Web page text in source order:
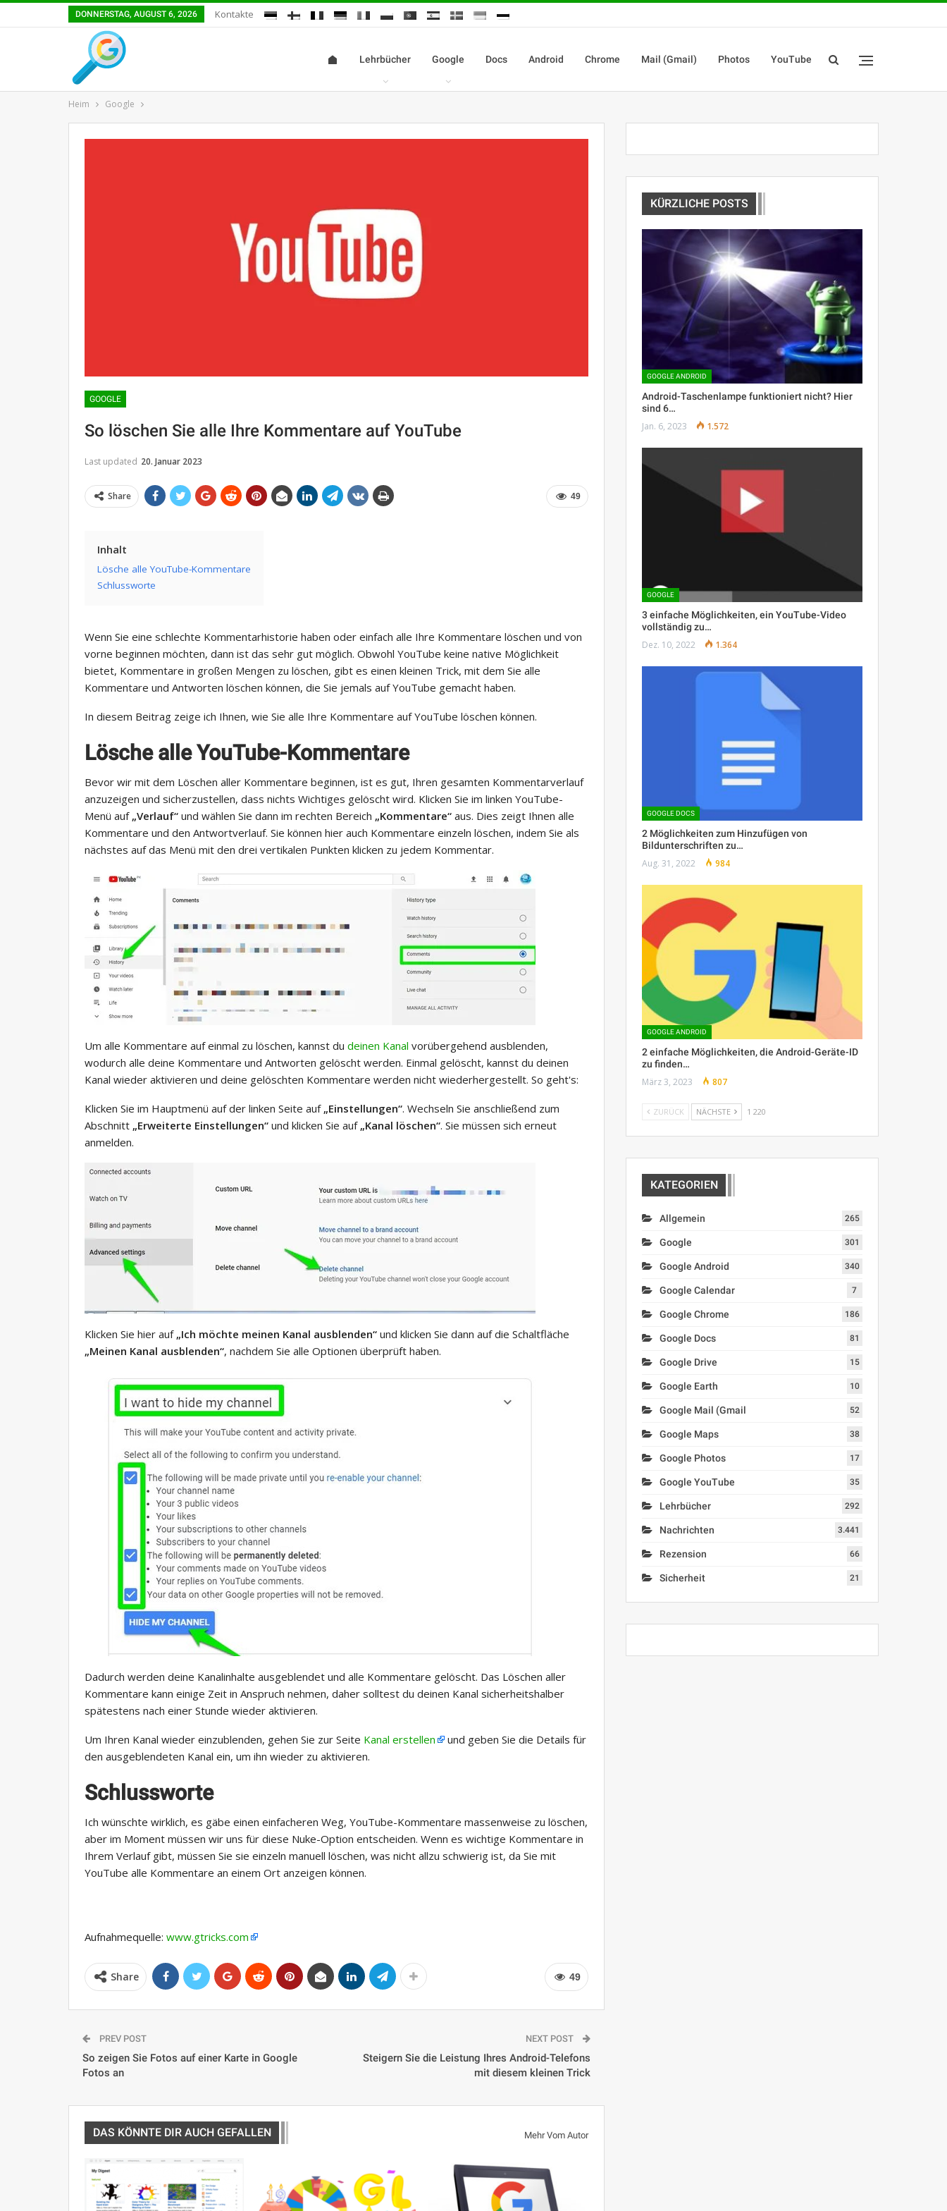
DONNERSTAG, AUGUST 6, 2026 Kontakte
Lehrbücher Google Docs Android Chrome Mail (Gmail) Photos YouTube
Heim Google
GOOGLE
So löschen Sie alle Ihre Kommentare auf YouTube
Last updated 20. Januar 2023
49
Share
Inhalt
Lösche alle YouTube-Kommentare
Schlussworte
Wenn Sie eine schlechte Kommentarhistorie haben oder einfach alle Ihre Kommentare löschen und von
vorne beginnen möchten, dann ist das sehr gut möglich. Obwohl YouTube keine native Möglichkeit
bietet, Kommentare in großen Mengen zu löschen, gibt es einen kleinen Trick, mit dem Sie alle
Kommentare und Antworten löschen können, die Sie jemals auf YouTube gemacht haben.
In diesem Beitrag zeige ich Ihnen, wie Sie alle Ihre Kommentare auf YouTube löschen können.
Lösche alle YouTube-Kommentare
Bevor wir mit dem Löschen aller Kommentare beginnen, ist es gut, Ihren gesamten Kommentarverlauf
anzuzeigen und sicherzustellen, dass nichts Wichtiges gelöscht wird. Klicken Sie im linken YouTube-
Menü auf „Verlauf“ und wählen Sie dann im rechten Bereich „Kommentare“ aus. Dies zeigt Ihnen alle
Kommentare und den Antwortverlauf. Sie können hier auch Kommentare einzeln löschen, indem Sie als
nächstes auf das Menü mit den drei vertikalen Punkten klicken zu jedem Kommentar.
Um alle Kommentare auf einmal zu löschen, kannst du deinen Kanal vorübergehend ausblenden,
wodurch alle deine Kommentare und Antworten gelöscht werden. Einmal gelöscht, kannst du deinen
Kanal wieder aktivieren und deine gelöschten Kommentare werden nicht wiederhergestellt. So geht's:
Klicken Sie im Hauptmenü auf der linken Seite auf „Einstellungen“. Wechseln Sie anschließend zum
Abschnitt „Erweiterte Einstellungen“ und klicken Sie auf „Kanal löschen“. Sie müssen sich erneut
anmelden.
Klicken Sie hier auf „Ich möchte meinen Kanal ausblenden“ und klicken Sie dann auf die Schaltfläche
„Meinen Kanal ausblenden“, nachdem Sie alle Optionen überprüft haben.
Dadurch werden deine Kanalinhalte ausgeblendet und alle Kommentare gelöscht. Das Löschen aller
Kommentare kann einige Zeit in Anspruch nehmen, daher solltest du deinen Kanal sicherheitshalber
spätestens nach einer Stunde wieder aktivieren.
Um Ihren Kanal wieder einzublenden, gehen Sie zur Seite Kanal erstellen
und geben Sie die Details für
den ausgeblendeten Kanal ein, um ihn wieder zu aktivieren.
Schlussworte
Ich wünschte wirklich, es gäbe einen einfacheren Weg, YouTube-Kommentare massenweise zu löschen,
aber im Moment müssen wir uns für diese Nuke-Option entscheiden. Wenn es wichtige Kommentare in
Ihrem Verlauf gibt, müssen Sie sie einzeln manuell löschen, was nicht allzu schwierig ist, da Sie mit
YouTube alle Kommentare an einem Ort anzeigen können.
Aufnahmequelle: www.gtricks.com
49
Share
PREV POST
So zeigen Sie Fotos auf einer Karte in Google
Fotos an
NEXT POST
Steigern Sie die Leistung Ihres Android-Telefons
mit diesem kleinen Trick
DAS KÖNNTE DIR AUCH GEFALLEN Mehr Vom Autor
KÜRZLICHE POSTS
GOOGLE ANDROID
Android-Taschenlampe funktioniert nicht? Hier
sind 6…
Jan. 6, 2023 1.572
GOOGLE
3 einfache Möglichkeiten, ein YouTube-Video
vollständig zu…
Dez. 10, 2022 1.364
GOOGLE DOCS
2 Möglichkeiten zum Hinzufügen von
Bildunterschriften zu…
Aug. 31, 2022 984
GOOGLE ANDROID
2 einfache Möglichkeiten, die Android-Geräte-ID
zu finden…
März 3, 2023 807
ZURÜCK NÄCHSTE 1 220
KATEGORIEN
Allgemein 265
Google 301
Google Android 340
Google Calendar 7
Google Chrome 186
Google Docs 81
Google Drive 15
Google Earth 10
Google Mail (Gmail 52
Google Maps 38
Google Photos 17
Google YouTube 35
Lehrbücher 292
Nachrichten 3.441
Rezension 66
Sicherheit 21